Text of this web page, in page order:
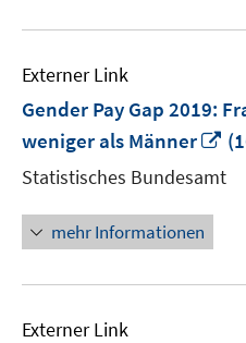
Externer Link
Gender Pay Gap 2019:
weniger als Männer
In
Statistisches Bundesamt
mehr Informationen
Externer Link